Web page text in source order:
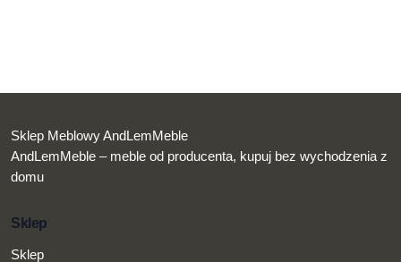
Sklep Meblowy AndLemMeble
AndLemMeble – meble od producenta, kupuj bez wychodzenia z
domu
Sklep
Sklep